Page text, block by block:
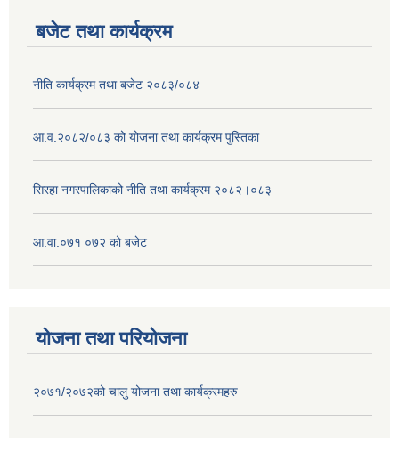
बजेट तथा कार्यक्रम
नीति कार्यक्रम तथा बजेट २०८३/०८४
आ.व.२०८२/०८३ को योजना तथा कार्यक्रम पुस्तिका
सिरहा नगरपालिकाको नीति तथा कार्यक्रम २०८२।०८३
आ.वा.०७१ ०७२ को बजेट
योजना तथा परियोजना
२०७१/२०७२को चालु योजना तथा कार्यक्रमहरु